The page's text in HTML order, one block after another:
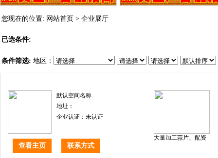
您现在的位置: 网站首页 > 企业展厅
已选条件:
条件筛选: 地区：
默认空间名称
地址：
企业认证：未认证
查看主页 联系方式
大量加工蒜片、配资